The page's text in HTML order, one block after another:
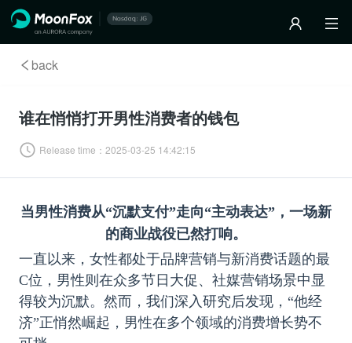
back
谁在悄悄打开男性消费者的钱包
Release time： 2025-03-25 14:42:15
当男性消费从“沉默支付”走向“主动表达”，一场新
的商业战役已然打响。
一直以来，女性都处于品牌营销与新消费话题的最
C位，男性则在众多节日大促、社媒营销场景中显
得较为沉默。然而，我们深入研究后发现，“他经
济”正悄然崛起，男性在多个领域的消费增长势不